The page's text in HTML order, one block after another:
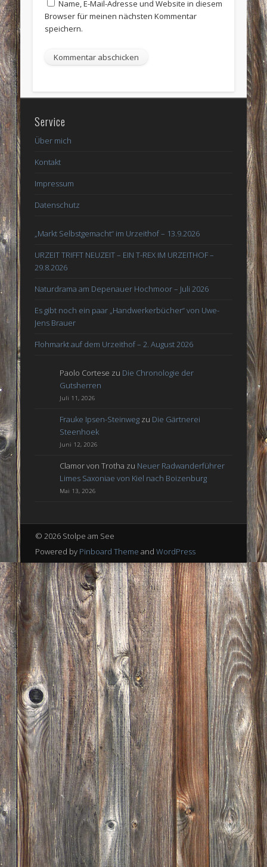
Name, E-Mail-Adresse und Website in diesem
Browser für meinen nächsten Kommentar
speichern.
Service
Über mich
Kontakt
Impressum
Datenschutz
„Markt Selbstgemacht“ im Urzeithof – 13.9.2026
URZEIT TRIFFT NEUZEIT – EIN T-REX IM URZEITHOF –
29.8.2026
Naturdrama am Depenauer Hochmoor – Juli 2026
Es gibt noch ein paar „Handwerkerbücher“ von Uwe-
Jens Brauer
Flohmarkt auf dem Urzeithof – 2. August 2026
Paolo Cortese zu Die Chronologie der
Gutsherren
Juli 11, 2026
Frauke Ipsen-Steinweg zu Die Gärtnerei
Steenhoek
Juni 12, 2026
Clamor von Trotha zu Neuer Radwanderführer
Limes Saxoniae von Kiel nach Boizenburg
Mai 13, 2026
© 2026 Stolpe am See
Powered by Pinboard Theme and WordPress